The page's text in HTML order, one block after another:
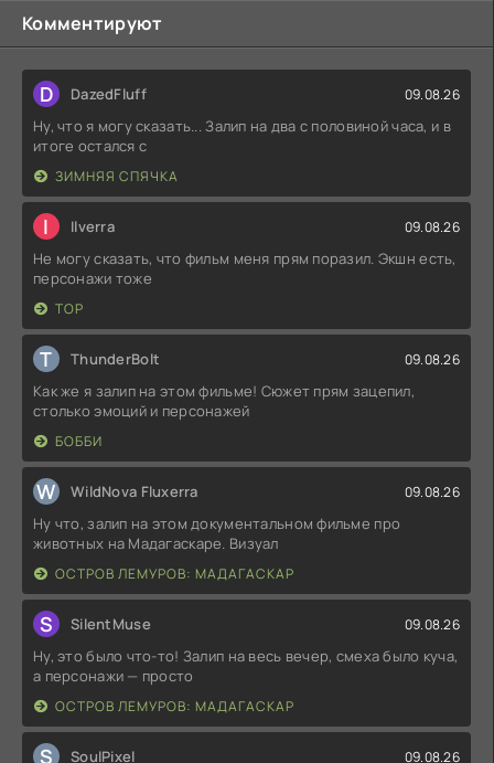
Комментируют
D DazedFluff 09.08.26
Ну, что я могу сказать... Залип на два с половиной часа, и в
итоге остался с
ЗИМНЯЯ СПЯЧКА
I Ilverra 09.08.26
Не могу сказать, что фильм меня прям поразил. Экшн есть,
персонажи тоже
ТОР
T ThunderBolt 09.08.26
Как же я залип на этом фильме! Сюжет прям зацепил,
столько эмоций и персонажей
БОББИ
W WildNova Fluxerra 09.08.26
Ну что, залип на этом документальном фильме про
животных на Мадагаскаре. Визуал
ОСТРОВ ЛЕМУРОВ: МАДАГАСКАР
S SilentMuse 09.08.26
Ну, это было что-то! Залип на весь вечер, смеха было куча,
а персонажи — просто
ОСТРОВ ЛЕМУРОВ: МАДАГАСКАР
S SoulPixel 09.08.26